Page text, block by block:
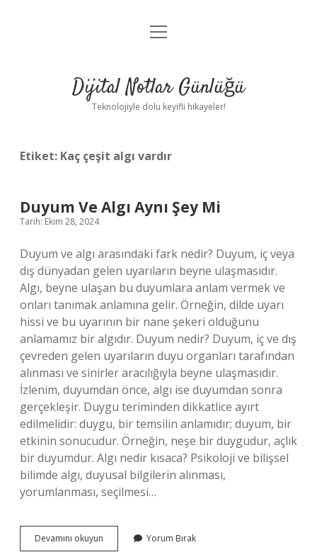
Anasayfa
Yasal Uyarı
menüyü
Dijital Notlar Günlüğü
Teknolojiyle dolu keyifli hikayeler!
Etiket: Kaç çeşit algı vardır
Duyum Ve Algı Aynı Şey Mi
Tarih: Ekim 28, 2024
Duyum ve algı arasındaki fark nedir? Duyum, iç veya
dış dünyadan gelen uyarıların beyne ulaşmasıdır.
Algı, beyne ulaşan bu duyumlara anlam vermek ve
onları tanımak anlamına gelir. Örneğin, dilde uyarı
hissi ve bu uyarının bir nane şekeri olduğunu
anlamamız bir algıdır. Duyum nedir? Duyum, iç ve dış
çevreden gelen uyarıların duyu organları tarafından
alınması ve sinirler aracılığıyla beyne ulaşmasıdır.
İzlenim, duyumdan önce, algı ise duyumdan sonra
gerçekleşir. Duygu teriminden dikkatlice ayırt
edilmelidir: duygu, bir temsilin anlamıdır; duyum, bir
etkinin sonucudur. Örneğin, neşe bir duygudur, açlık
bir duyumdur. Algı nedir kısaca? Psikoloji ve bilişsel
bilimde algı, duyusal bilgilerin alınması,
yorumlanması, seçilmesi…
Devamını okuyun
Ve
Yorum Bırak